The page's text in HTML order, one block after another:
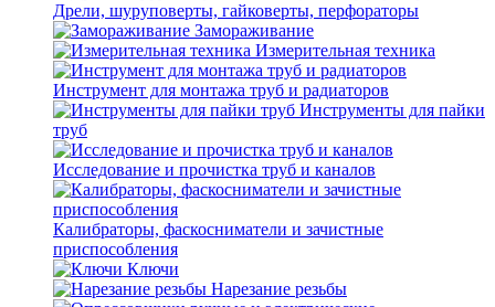
Дрели, шуруповерты, гайковерты, перфораторы
Замораживание
Измерительная техника
Инструмент для монтажа труб и радиаторов
Инструменты для пайки
труб
Исследование и прочистка труб и каналов
Калибраторы, фаскосниматели и зачистные
приспособления
Ключи
Нарезание резьбы